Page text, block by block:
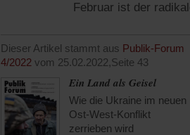
Februar ist der
Dieser Artikel stammt aus Publik-Forum
4/2022 vom 25.02.2022,Seite 43
Ein Land als Geisel
Wie die Ukraine im neuen
Ost-West-Konflikt
zerrieben wird